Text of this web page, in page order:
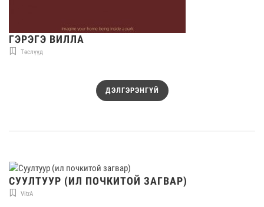
ГЭРЭГЭ ВИЛЛА
Төслүүд
ДЭЛГЭРЭНГҮЙ
СУУЛТУУР (ИЛ ПОЧКИТОЙ ЗАГВАР)
VitrA